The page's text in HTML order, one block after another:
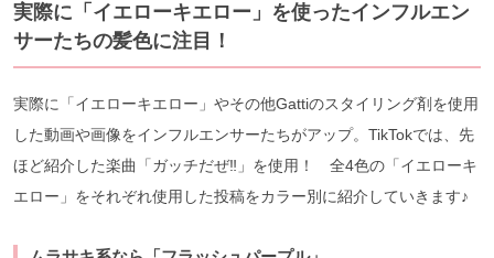
実際に「イエローキエロー」を使ったインフルエン
サーたちの髪色に注目！
実際に「イエローキエロー」やその他Gattiのスタイリング剤を使用
した動画や画像をインフルエンサーたちがアップ。TikTokでは、先
ほど紹介した楽曲「ガッチだぜ‼︎」を使用！ 全4色の「イエローキ
エロー」をそれぞれ使用した投稿をカラー別に紹介していきます♪